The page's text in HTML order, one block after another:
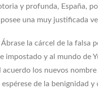
y profunda, España,
una muy justificada
la cárcel de la falsa
y al mundo de
acuerdo los nuevos
de la benignidad y